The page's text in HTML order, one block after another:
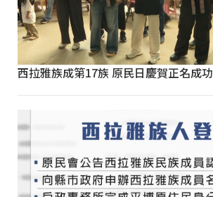
西拉雅族成第17族 原民日慶賀正名成功